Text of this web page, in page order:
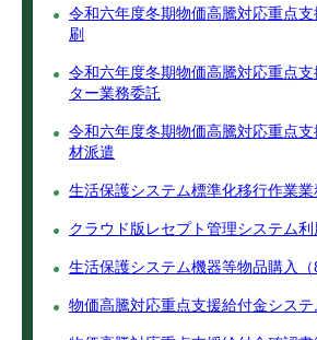
令和六年度冬期物価高騰対応重点
刷
令和六年度冬期物価高騰対応重点
ター業務委託
令和六年度冬期物価高騰対応重点
材派遣
生活保護システム標準化移行作業
クラウド版レセプト管理システム利
生活保護システム機器等物品購入（
物価高騰対応重点支援給付金シス